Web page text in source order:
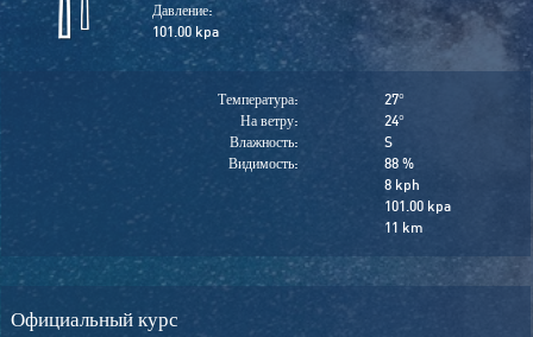
Давление:
101.00 kpa
Температура:
На ветру:
Влажность:
Видимость:
27°
24°
S
88 %
8 kph
101.00 kpa
11 km
Официальный курс